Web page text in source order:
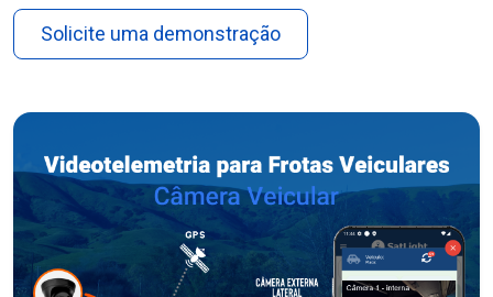
Solicite uma demonstração